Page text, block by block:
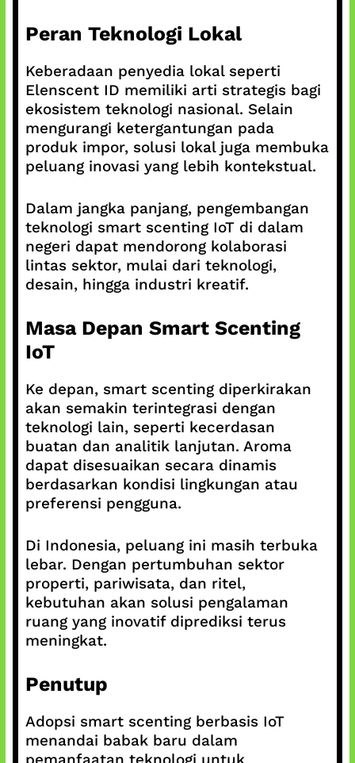
Peran Teknologi Lokal
Keberadaan penyedia lokal seperti
Elenscent ID memiliki arti strategis bagi
ekosistem teknologi nasional. Selain
mengurangi ketergantungan pada
produk impor, solusi lokal juga membuka
peluang inovasi yang lebih kontekstual.
Dalam jangka panjang, pengembangan
teknologi smart scenting IoT di dalam
negeri dapat mendorong kolaborasi
lintas sektor, mulai dari teknologi,
desain, hingga industri kreatif.
Masa Depan Smart Scenting
IoT
Ke depan, smart scenting diperkirakan
akan semakin terintegrasi dengan
teknologi lain, seperti kecerdasan
buatan dan analitik lanjutan. Aroma
dapat disesuaikan secara dinamis
berdasarkan kondisi lingkungan atau
preferensi pengguna.
Di Indonesia, peluang ini masih terbuka
lebar. Dengan pertumbuhan sektor
properti, pariwisata, dan ritel,
kebutuhan akan solusi pengalaman
ruang yang inovatif diprediksi terus
meningkat.
Penutup
Adopsi smart scenting berbasis IoT
menandai babak baru dalam